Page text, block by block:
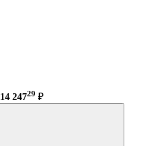
14 24729 ₽